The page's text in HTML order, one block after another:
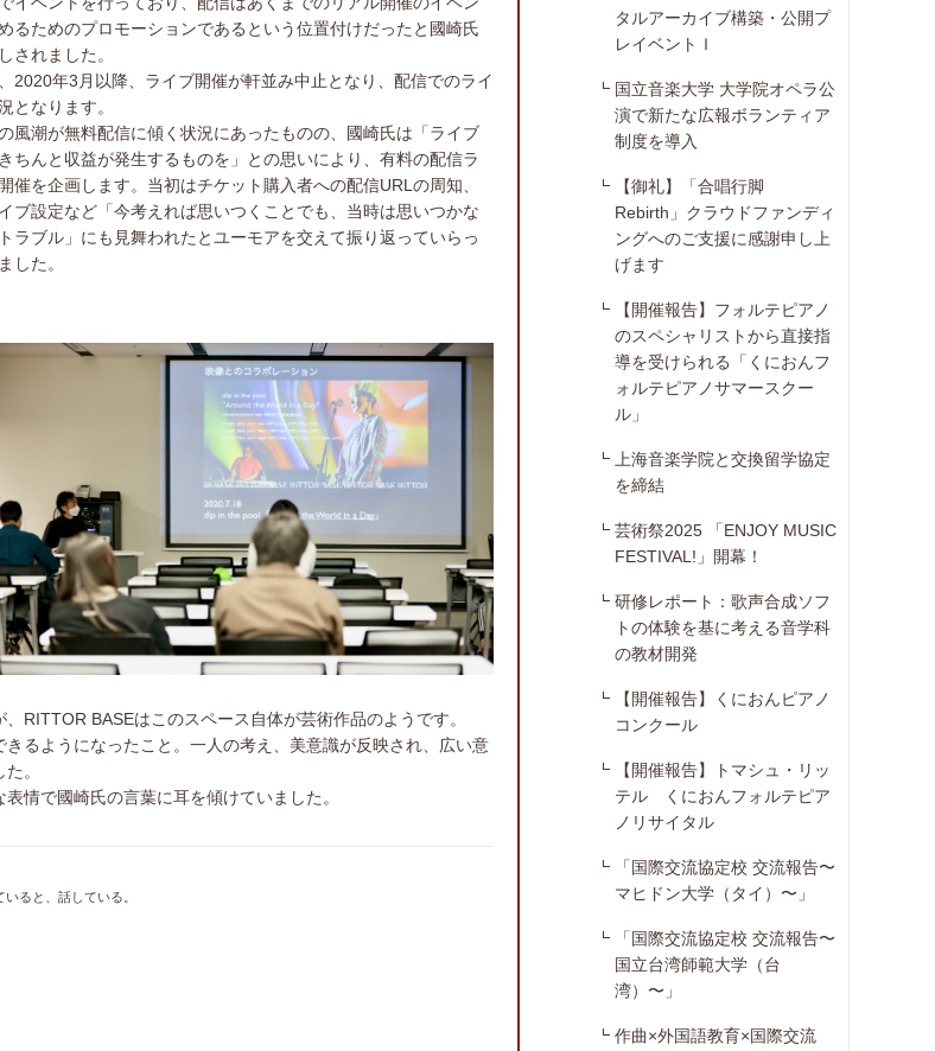
るためのプロモーションであるという位置付けだったと國崎氏
されました。
2020年3月以降、ライブ開催が軒並み中止となり、配信でのライ
となります。
風潮が無料配信に傾く状況にあったものの、國崎氏は「ライブ
ちんと収益が発生するものを」との思いにより、有料の配信ラ
催を企画します。当初はチケット購入者への配信URLの周知、
ブ設定など「今考えれば思いつくことでも、当時は思いつかな
ラブル」にも見舞われたとユーモアを交えて振り返っていらっ
した。
RITTOR BASEはこのスペース自体が芸術作品のようです。
るようになったこと。一人の考え、美意識が反映され、広い意
。
情で國崎氏の言葉に耳を傾けていました。
ると、話している。
タルアーカイブ構築・公開プ
レイベントＩ
国立音楽大学 大学院オペラ公
演で新たな広報ボランティア
制度を導入
【御礼】「合唱行脚
Rebirth」クラウドファンディ
ングへのご支援に感謝申し上
げます
【開催報告】フォルテピアノ
のスペシャリストから直接指
導を受けられる「くにおんフ
ォルテピアノサマースクー
ル」
上海音楽学院と交換留学協定
を締結
芸術祭2025 「ENJOY MUSIC
FESTIVAL!」開幕！
研修レポート：歌声合成ソフ
トの体験を基に考える音学科
の教材開発
【開催報告】くにおんピアノ
コンクール
【開催報告】トマシュ・リッ
テル くにおんフォルテピア
ノリサイタル
「国際交流協定校 交流報告〜
マヒドン大学（タイ）〜」
「国際交流協定校 交流報告〜
国立台湾師範大学（台
湾）〜」
作曲×外国語教育×国際交流